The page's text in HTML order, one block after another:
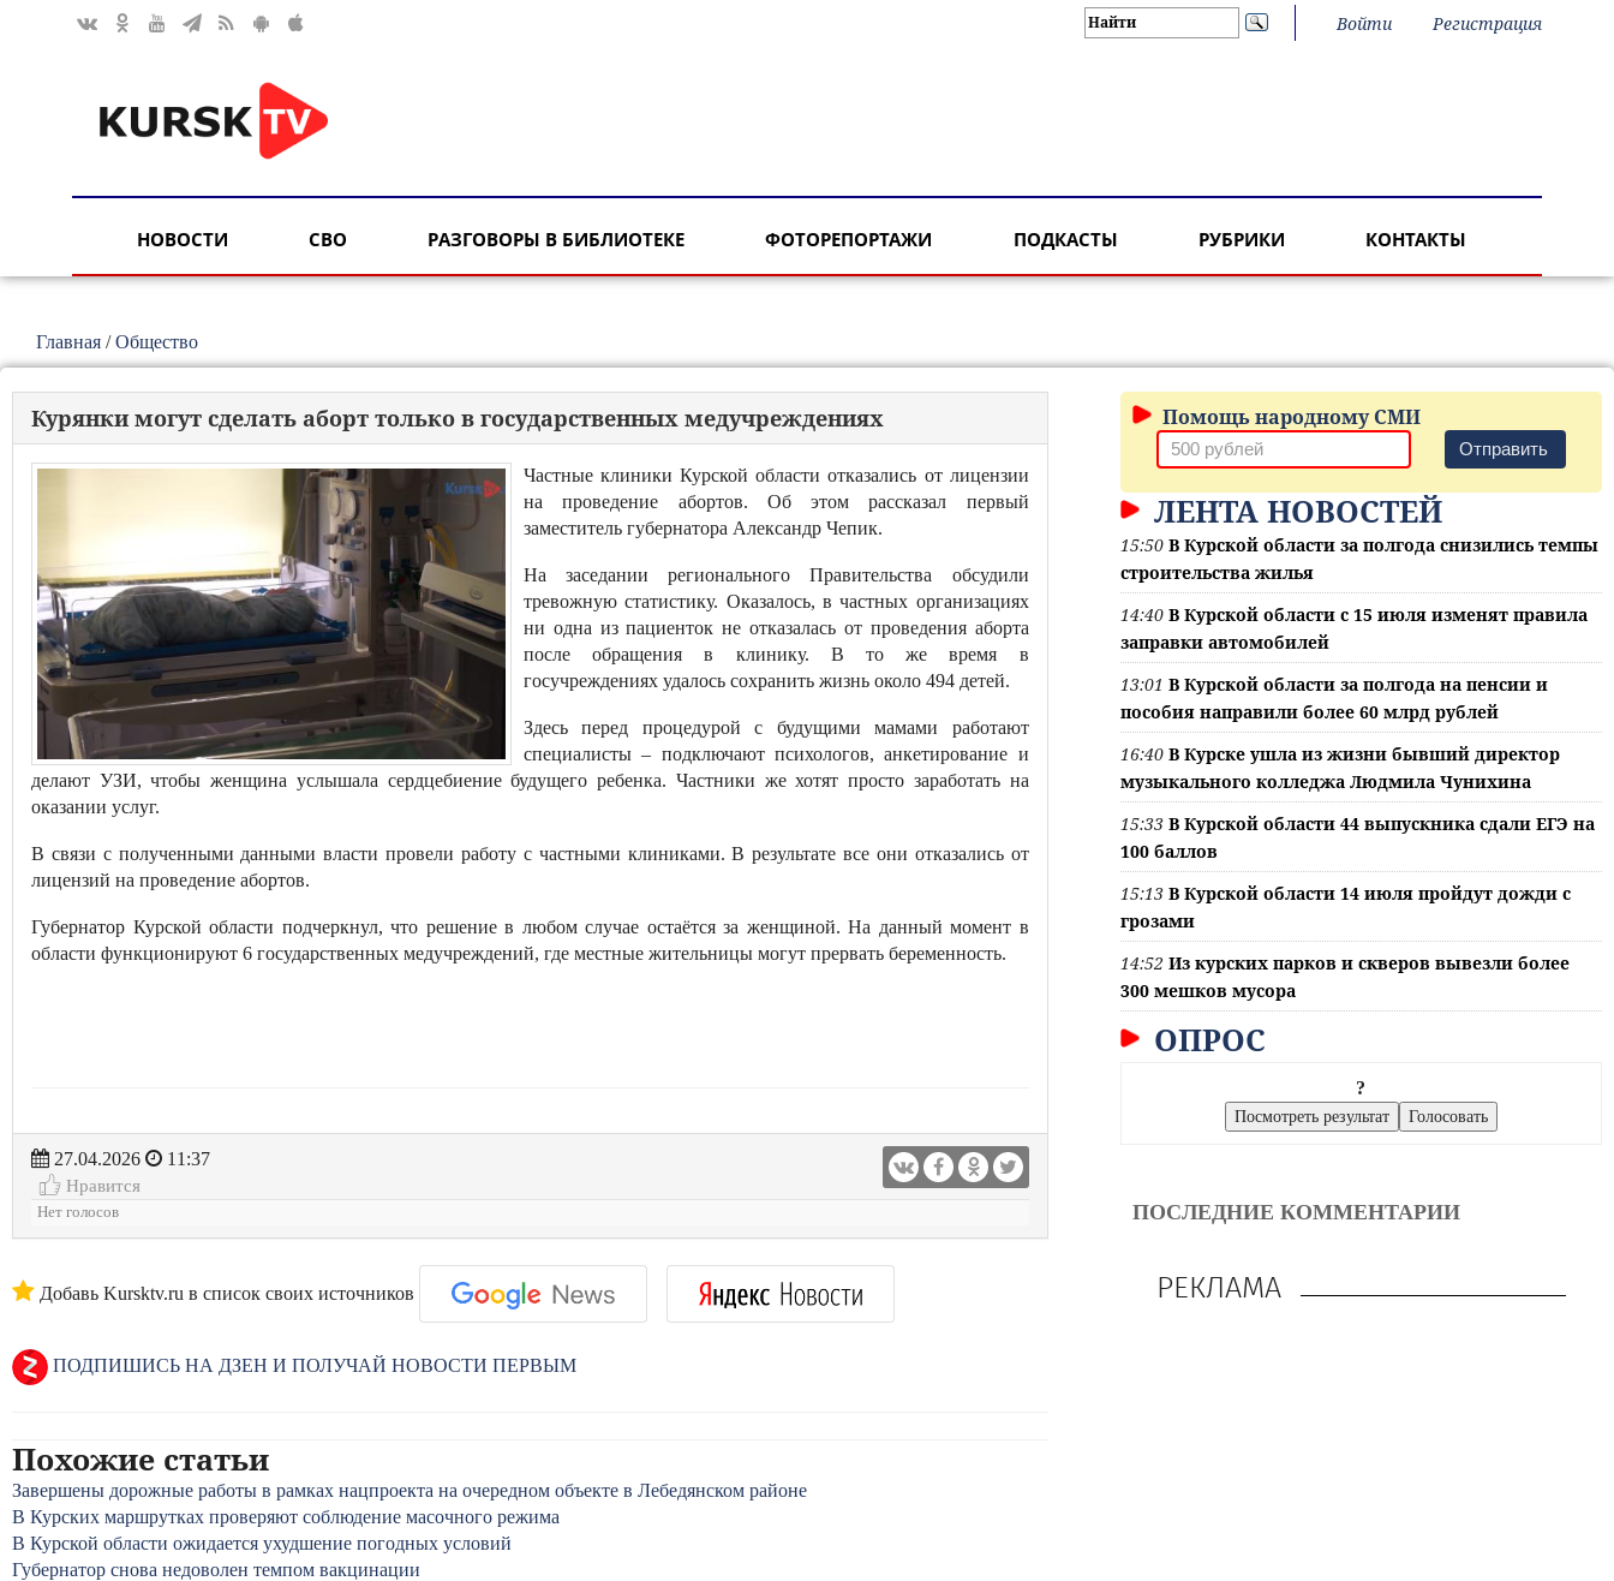
Войти Регистрация
НОВОСТИ СВО РАЗГОВОРЫ В БИБЛИОТЕКЕ ФОТОРЕПОРТАЖИ ПОДКАСТЫ РУБРИКИ КОНТАКТЫ
Главная /Общество
Курянки могут сделать аборт только в государственных медучреждениях
Частные клиники Курской области отказались от лицензии
на проведение абортов. Об этом рассказал первый
заместитель губернатора Александр Чепик.
На заседании регионального Правительства обсудили
тревожную статистику. Оказалось, в частных организациях
ни одна из пациенток не отказалась от проведения аборта
после обращения в клинику. В то же время в
госучреждениях удалось сохранить жизнь около 494 детей.
Здесь перед процедурой с будущими мамами работают
специалисты – подключают психологов, анкетирование и
делают УЗИ, чтобы женщина услышала сердцебиение будущего ребенка. Частники же хотят просто заработать на
оказании услуг.
В связи с полученными данными власти провели работу с частными клиниками. В результате все они отказались от
лицензий на проведение абортов.
Губернатор Курской области подчеркнул, что решение в любом случае остаётся за женщиной. На данный момент в
области функционируют 6 государственных медучреждений, где местные жительницы могут прервать беременность.
27.04.2026
11:37
Нравится
Нет голосов
Добавь Kursktv.ru в список своих источников
ПОДПИШИСЬ НА ДЗЕН И ПОЛУЧАЙ НОВОСТИ ПЕРВЫМ
Похожие статьи
Завершены дорожные работы в рамках нацпроекта на очередном объекте в Лебедянском районе
В Курских маршрутках проверяют соблюдение масочного режима
В Курской области ожидается ухудшение погодных условий
Губернатор снова недоволен темпом вакцинации
Помощь народному СМИ
Отправить
ЛЕНТА НОВОСТЕЙ
15:50 В Курской области за полгода снизились темпы
строительства жилья
14:40 В Курской области с 15 июля изменят правила
заправки автомобилей
13:01 В Курской области за полгода на пенсии и
пособия направили более 60 млрд рублей
16:40 В Курске ушла из жизни бывший директор
музыкального колледжа Людмила Чунихина
15:33 В Курской области 44 выпускника сдали ЕГЭ на
100 баллов
15:13 В Курской области 14 июля пройдут дожди с
грозами
14:52 Из курских парков и скверов вывезли более
300 мешков мусора
ОПРОС
?
ПОСЛЕДНИЕ КОММЕНТАРИИ
РЕКЛАМА